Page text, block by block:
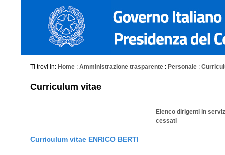
Ti trovi in: Home : Amministrazione trasparente : Personale :
Curriculum vitae
Elenco dirigenti in
cessati
Curriculum vitae ENRICO BERTI